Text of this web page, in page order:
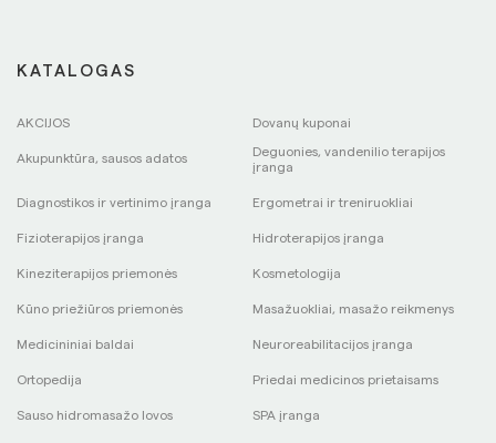
KATALOGAS
AKCIJOS Dovanų kuponai
Akupunktūra, sausos adatos
Deguonies, vandenilio terapijos
įranga
Diagnostikos ir vertinimo įranga Ergometrai ir treniruokliai
Fizioterapijos įranga Hidroterapijos įranga
Kineziterapijos priemonės Kosmetologija
Kūno priežiūros priemonės Masažuokliai, masažo reikmenys
Medicininiai baldai Neuroreabilitacijos įranga
Ortopedija Priedai medicinos prietaisams
Sauso hidromasažo lovos SPA įranga